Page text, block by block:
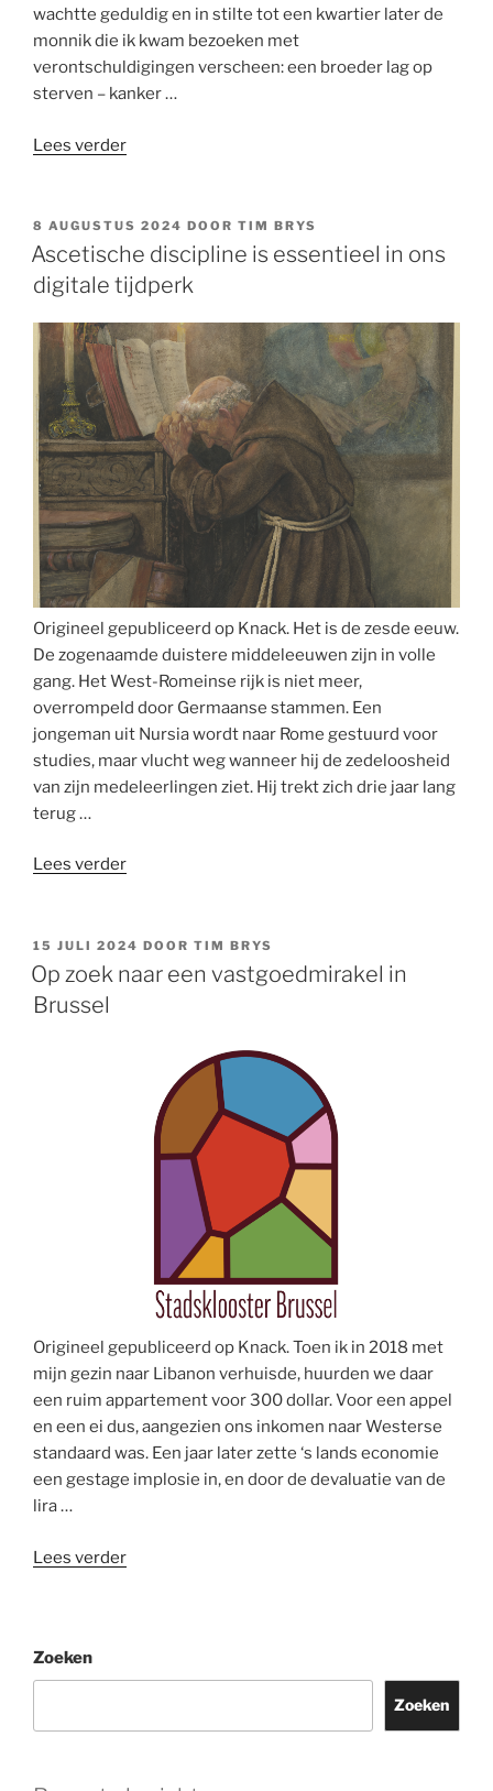
wachtte geduldig en in stilte tot een kwartier later de
monnik die ik kwam bezoeken met
verontschuldigingen verscheen: een broeder lag op
sterven – kanker …
Lees verder“Ligt
van
de
Kerk
in
een
nieuwe
monastiek?
Tim
Brys
bouwt
alvast
aan
een
stadsklooster”
GEPLAATST
OP
8 AUGUSTUS 2024 DOOR TIM BRYS
Ascetische discipline is essentieel in ons
digitale tijdperk
Origineel gepubliceerd op Knack. Het is de zesde eeuw.
De zogenaamde duistere middeleeuwen zijn in volle
gang. Het West-Romeinse rijk is niet meer,
overrompeld door Germaanse stammen. Een
jongeman uit Nursia wordt naar Rome gestuurd voor
studies, maar vlucht weg wanneer hij de zedeloosheid
van zijn medeleerlingen ziet. Hij trekt zich drie jaar lang
terug …
Lees verder“Ascetische
essentieel
in
GEPLAATST
OP
15 JULI 2024 DOOR TIM BRYS
Op zoek naar een vastgoedmirakel in
Brussel
Origineel gepubliceerd op Knack. Toen ik in 2018 met
mijn gezin naar Libanon verhuisde, huurden we daar
een ruim appartement voor 300 dollar. Voor een appel
en een ei dus, aangezien ons inkomen naar Westerse
standaard was. Een jaar later zette ‘s lands economie
een gestage implosie in, en door de devaluatie van de
lira …
Lees verder“Op
Zoeken
Zoeken